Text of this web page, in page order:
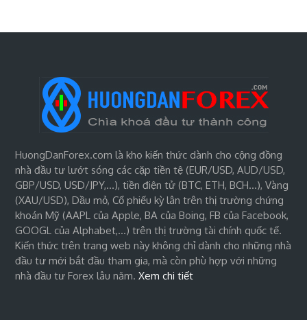
HuongDanForex.com là kho kiến thức dành cho cộng đồng
nhà đầu tư lướt sóng các cặp tiền tệ (EUR/USD, AUD/USD,
GBP/USD, USD/JPY,…), tiền điện tử (BTC, ETH, BCH…), Vàng
(XAU/USD), Dầu mỏ, Cổ phiếu kỳ lân trên thị trường chứng
khoán Mỹ (AAPL của Apple, BA của Boing, FB của Facebook,
GOOGL của Alphabet,…) trên thị trường tài chính quốc tế.
Kiến thức trên trang web này không chỉ dành cho những nhà
đầu tư mới bắt đầu tham gia, mà còn phù hợp với những
nhà đầu tư Forex lâu năm.Xem chi tiết